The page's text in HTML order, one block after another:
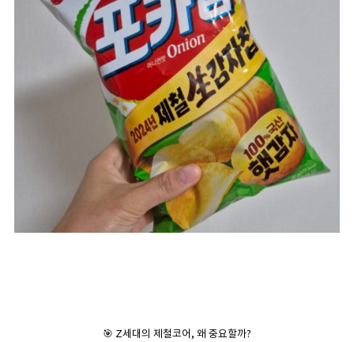
🎯 Z세대의 제철코어, 왜 중요할까?